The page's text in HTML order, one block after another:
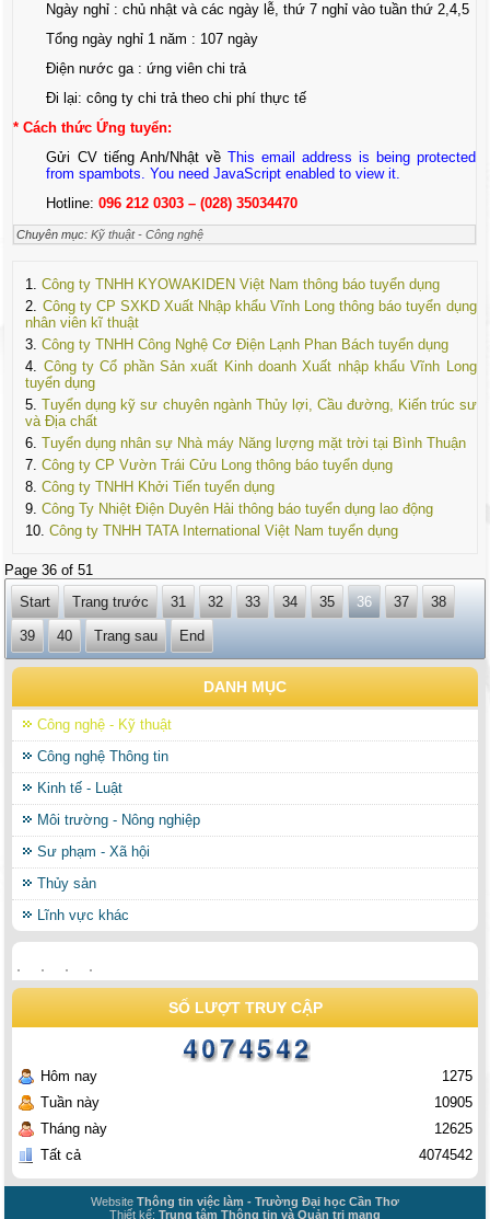
Ngày nghỉ : chủ nhật và các ngày lễ, thứ 7 nghỉ vào tuần thứ 2,4,5
Tổng ngày nghỉ 1 năm : 107 ngày
Điện nước ga : ứng viên chi trả
Đi lại: công ty chi trả theo chi phí thực tế
* Cách thức Ứng tuyển:
Gửi CV tiếng Anh/Nhật về This email address is being protected
from spambots. You need JavaScript enabled to view it.
Hotline:096 212 0303 – (028) 35034470
Chuyên mục:Kỹ thuật - Công nghệ
Công ty TNHH KYOWAKIDEN Việt Nam thông báo tuyển dụng
Công ty CP SXKD Xuất Nhập khẩu Vĩnh Long thông báo tuyển dụng
nhân viên kĩ thuật
Công ty TNHH Công Nghệ Cơ Điện Lạnh Phan Bách tuyển dụng
Công ty Cổ phần Sản xuất Kinh doanh Xuất nhập khẩu Vĩnh Long
tuyển dụng
Tuyển dụng kỹ sư chuyên ngành Thủy lợi, Cầu đường, Kiến trúc sư
và Địa chất
Tuyển dụng nhân sự Nhà máy Năng lượng mặt trời tại Bình Thuận
Công ty CP Vườn Trái Cửu Long thông báo tuyển dụng
Công ty TNHH Khởi Tiến tuyển dụng
Công Ty Nhiệt Điện Duyên Hải thông báo tuyển dụng lao động
Công ty TNHH TATA International Việt Nam tuyển dụng
Page 36 of 51
Start
Trang trước 31 32 33 34 35 36 37 38
39 40 Trang sau End
DANH MỤC
Công nghệ - Kỹ thuật
Công nghệ Thông tin
Kinh tế - Luật
Môi trường - Nông nghiệp
Sư phạm - Xã hội
Thủy sản
Lĩnh vực khác
SỐ LƯỢT TRUY CẬP
Hôm nay
Tuần này
Tháng này
Tất cả
1275
10905
12625
4074542
Website Thông tin việc làm - Trường Đại học Cần Thơ
Thiết kế: Trung tâm Thông tin và Quản trị mạng